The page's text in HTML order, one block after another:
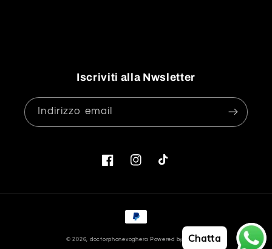
Iscriviti alla Nwsletter
Indirizzo email
FacebookInstagramTikTok
Metodi
pagamento
© 2026, doctorphonevoghera Powered by ShopifyChatta